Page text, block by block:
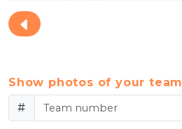
Show photos of your team
#